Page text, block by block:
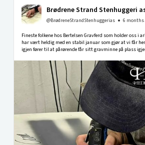
Brødrene Strand Stenhuggeri
@BrødreneStrandStenhuggerias 6 months
Fineste folkene hos Bertelsen Gravferd som holder oss i
har vært heldig med en stabil januar som gjør at vi får
igjen fører til at pårørende får sitt gravminne på plass